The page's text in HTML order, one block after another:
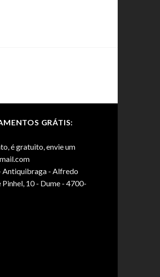
GRÁTIS:
é gratuito, envie um
Antiquibraga - Alfredo
10 - Dume - 4700-